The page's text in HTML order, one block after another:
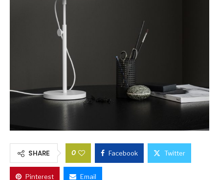
SHARE 0 Facebook Twitter
Pinterest Email